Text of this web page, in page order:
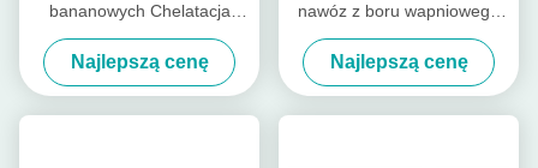
bananowych Chelatacja
aminokwasów Wapń Magnez
Cynk Bor Molibden
Najlepszą cenę
nawóz z boru wapniowego
do ziemniaków
rozpuszczalnych w wodzie
Najlepszą cenę